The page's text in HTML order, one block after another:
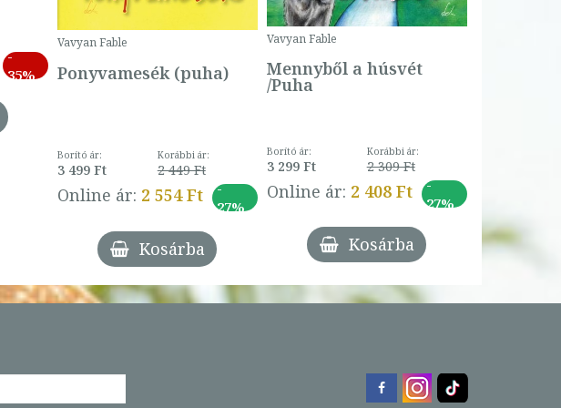
-
35%
Vavyan Fable
Ponyvamesék (puha)
Borító ár:
3 499 Ft
Korábbi ár:
2 449 Ft
Online ár: 2 554 Ft
-
27%
Kosárba
Vavyan Fable
Mennyből a húsvét
/Puha
Borító ár:
3 299 Ft
Korábbi ár:
2 309 Ft
Online ár: 2 408 Ft
-
27%
Kosárba